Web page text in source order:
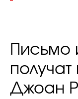
Письмо
Джоан